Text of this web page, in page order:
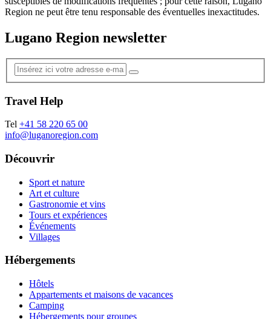
Region ne peut être tenu responsable des éventuelles inexactitudes.
Lugano Region newsletter
Travel Help
Tel +41 58 220 65 00
info@luganoregion.com
Découvrir
Sport et nature
Art et culture
Gastronomie et vins
Tours et expériences
Événements
Villages
Hébergements
Hôtels
Appartements et maisons de vacances
Camping
Hébergements pour groupes